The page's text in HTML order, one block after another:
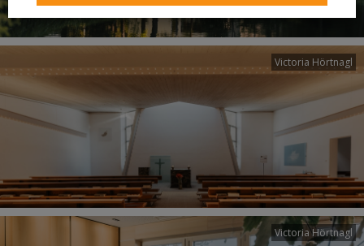
Victoria Hörtnagl
Victoria Hörtnagl